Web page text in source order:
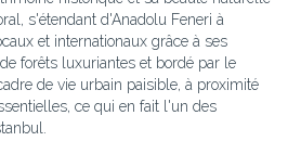
s'étendant d'Anadolu Feneri à
et internationaux grâce à ses
forêts luxuriantes et bordé par le
de vie urbain paisible, à proximité
ce qui en fait l'un des